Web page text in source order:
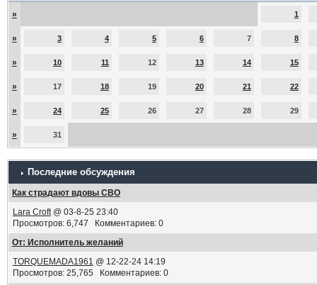
» 1
» 3 4 5 6 7 8
» 10 11 12 13 14 15
» 17 18 19 20 21 22
» 24 25 26 27 28 29
» 31
Последние обсуждения
Как страдают вдовы СВО
Lara Croft@ 03-8-25 23:40
Просмотров: 6,747 Комментариев: 0
От: Исполнитель желаний
TORQUEMADA1961 @ 12-22-24 14:19
Просмотров: 25,765 Комментариев: 0